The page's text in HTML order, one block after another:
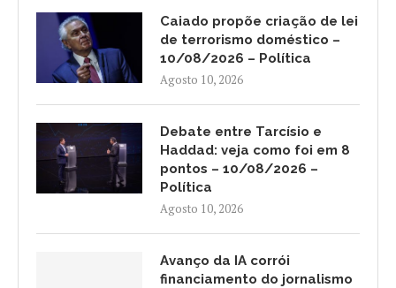
Caiado propõe criação de lei
de terrorismo doméstico –
10/08/2026 – Política
Agosto 10, 2026
Debate entre Tarcísio e
Haddad: veja como foi em 8
pontos – 10/08/2026 –
Política
Agosto 10, 2026
Avanço da IA corrói
financiamento do jornalismo